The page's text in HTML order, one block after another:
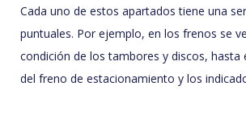
Cada uno de estos apartados tiene una
puntuales. Por ejemplo, en los frenos se
condición de los tambores y discos, hasta
del freno de estacionamiento y los